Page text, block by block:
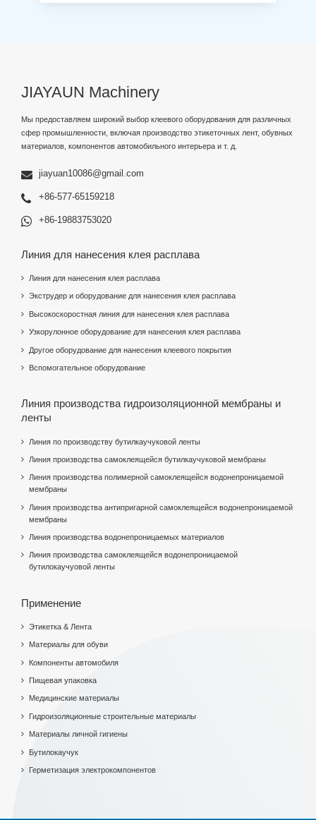
JIAYAUN Machinery
Мы предоставляем широкий выбор клеевого оборудования для различных
сфер промышленности, включая производство этикеточных лент, обувных
материалов, компонентов автомобильного интерьера и т. д.
jiayuan10086@gmail.com
+86-577-65159218
+86-19883753020
Линия для нанесения клея расплава
Линия для нанесения клея расплава
Экструдер и оборудование для нанесения клея расплава
Высокоскоростная линия для нанесения клея расплава
Узкорулонное оборудование для нанесения клея расплава
Другое оборудование для нанесения клеевого покрытия
Вспомогательное оборудование
Линия производства гидроизоляционной мембраны и
ленты
Линия по производству бутилкаучуковой ленты
Линия производства самоклеящейся бутилкаучуковой мембраны
Линия производства полимерной самоклеящейся водонепроницаемой
мембраны
Линия производства антипригарной самоклеящейся водонепроницаемой
мембраны
Линия производства водонепроницаемых материалов
Линия производства самоклеящейся водонепроницаемой
бутилокаучуовой ленты
Применение
Этикетка & Лента
Материалы для обуви
Компоненты автомобиля
Пищевая упаковка
Медицинские материалы
Гидроизоляционные строительные материалы
Материалы личной гигиены
Бутилокаучук
Герметизация электрокомпонентов